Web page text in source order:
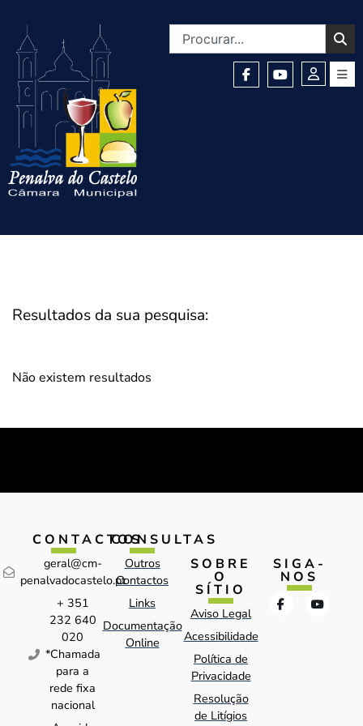
Resultados da sua pesquisa:
Não existem resultados
CONTACTOS
geral@cm-
penalvadocastelo.pt
+ 351
232 640
020
*Chamada
para a
rede fixa
nacional
CONSULTAS
Outros
Contactos
Links
Documentação
Online
SOBRE
O
SÍTIO
Aviso Legal
Acessibilidade
Política de
Privacidade
Resolução
de Litígios
SIGA-
NOS